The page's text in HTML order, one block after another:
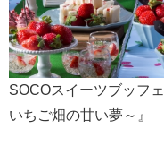
SOCOスイーツブッフ
いちご畑の甘い夢～』